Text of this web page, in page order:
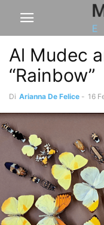
Al Mudec
“Rainbow”
Di Arianna De Felice - 16